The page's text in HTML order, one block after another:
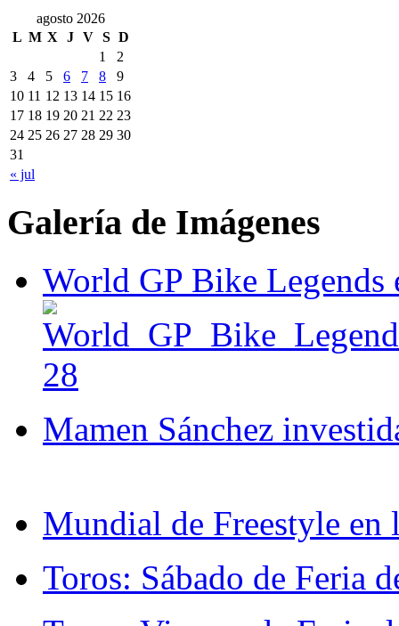
agosto 2026
L M X J V S D
« jul
1
2
3
4 5 6 7 8
9
10 11 12 13 14 15 16
17 18 19 20 21 22 23
24 25 26 27 28 29 30
31
Galería de Imágenes
World GP Bike Legends
Mamen Sánchez
Mundial de Freestyle en
Toros: Sábado de Feria